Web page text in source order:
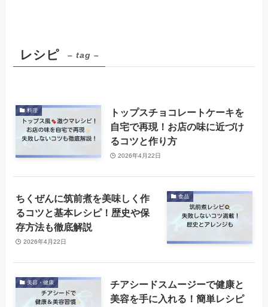
レシピ – tag –
料理
トップスチョコレートケーキを
自宅で再現！お店の味に近づけ
るコツと作り方
2026年4月22日
食品
ちくぜんに筑前煮を美味しく作
るコツと基本レシピ！歴史や保
存方法も徹底解説
2026年4月22日
美容・健康
チアシードスムージーで健康と
美容を手に入れる！簡単レシピ